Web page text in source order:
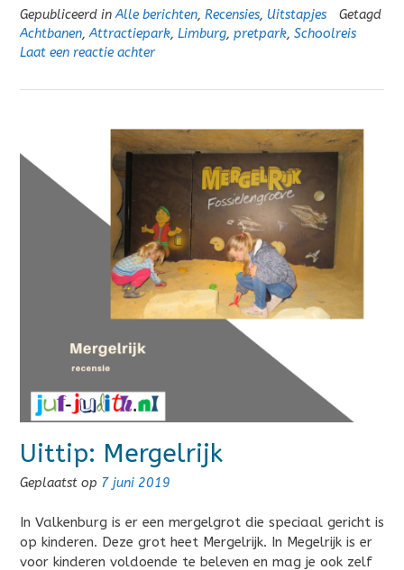
Gepubliceerd inAlle berichten, Recensies, Uitstapjes
Getagd
Achtbanen,Attractiepark, Limburg, pretpark, Schoolreis
Laat een reactie achter
Uittip: Mergelrijk
Geplaatst op 7 juni 2019
In Valkenburg is er een mergelgrot die speciaal gericht is
op kinderen. Deze grot heet Mergelrijk. In Megelrijk is er
voor kinderen voldoende te beleven en mag je ook zelf